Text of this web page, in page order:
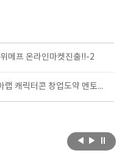
메프 온라인마켓진출!!-2
2021 충북콘텐츠코리아랩 캐릭터콘 창업도약 멘토링 과정 시작!!